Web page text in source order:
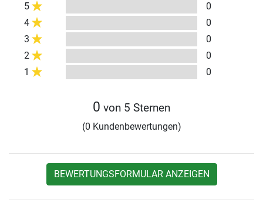
5
0
4
0
3
0
2
0
1
0
0 von 5 Sternen
(0 Kundenbewertungen)
BEWERTUNGSFORMULAR ANZEIGEN